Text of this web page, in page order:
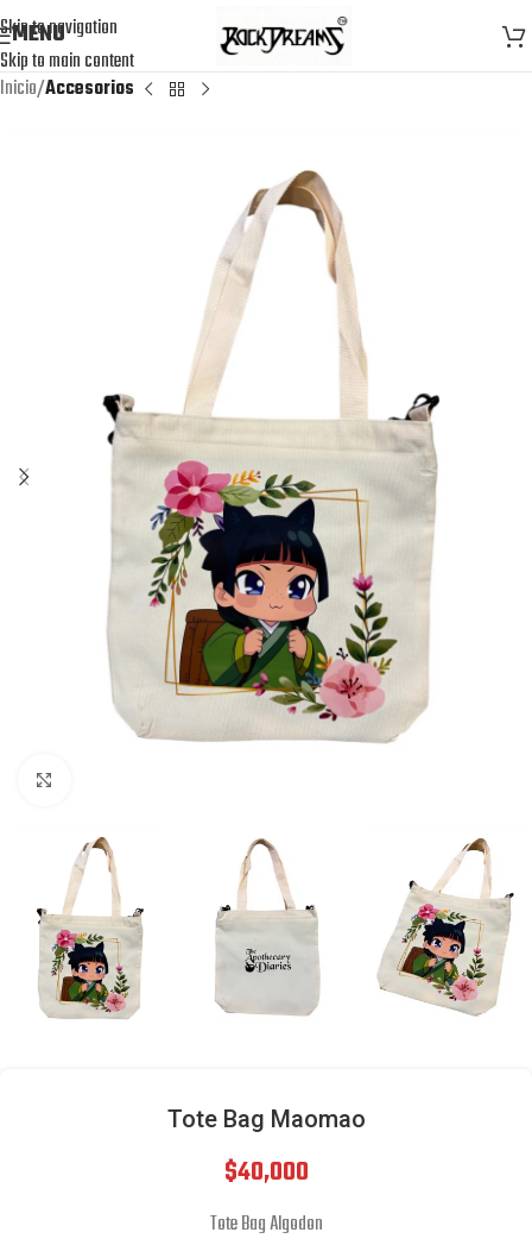
Skip to navigation
Skip to main content
MENU
Inicio Accesorios
Tote Bag Maomao
$40,000
Tote Bag Algodon